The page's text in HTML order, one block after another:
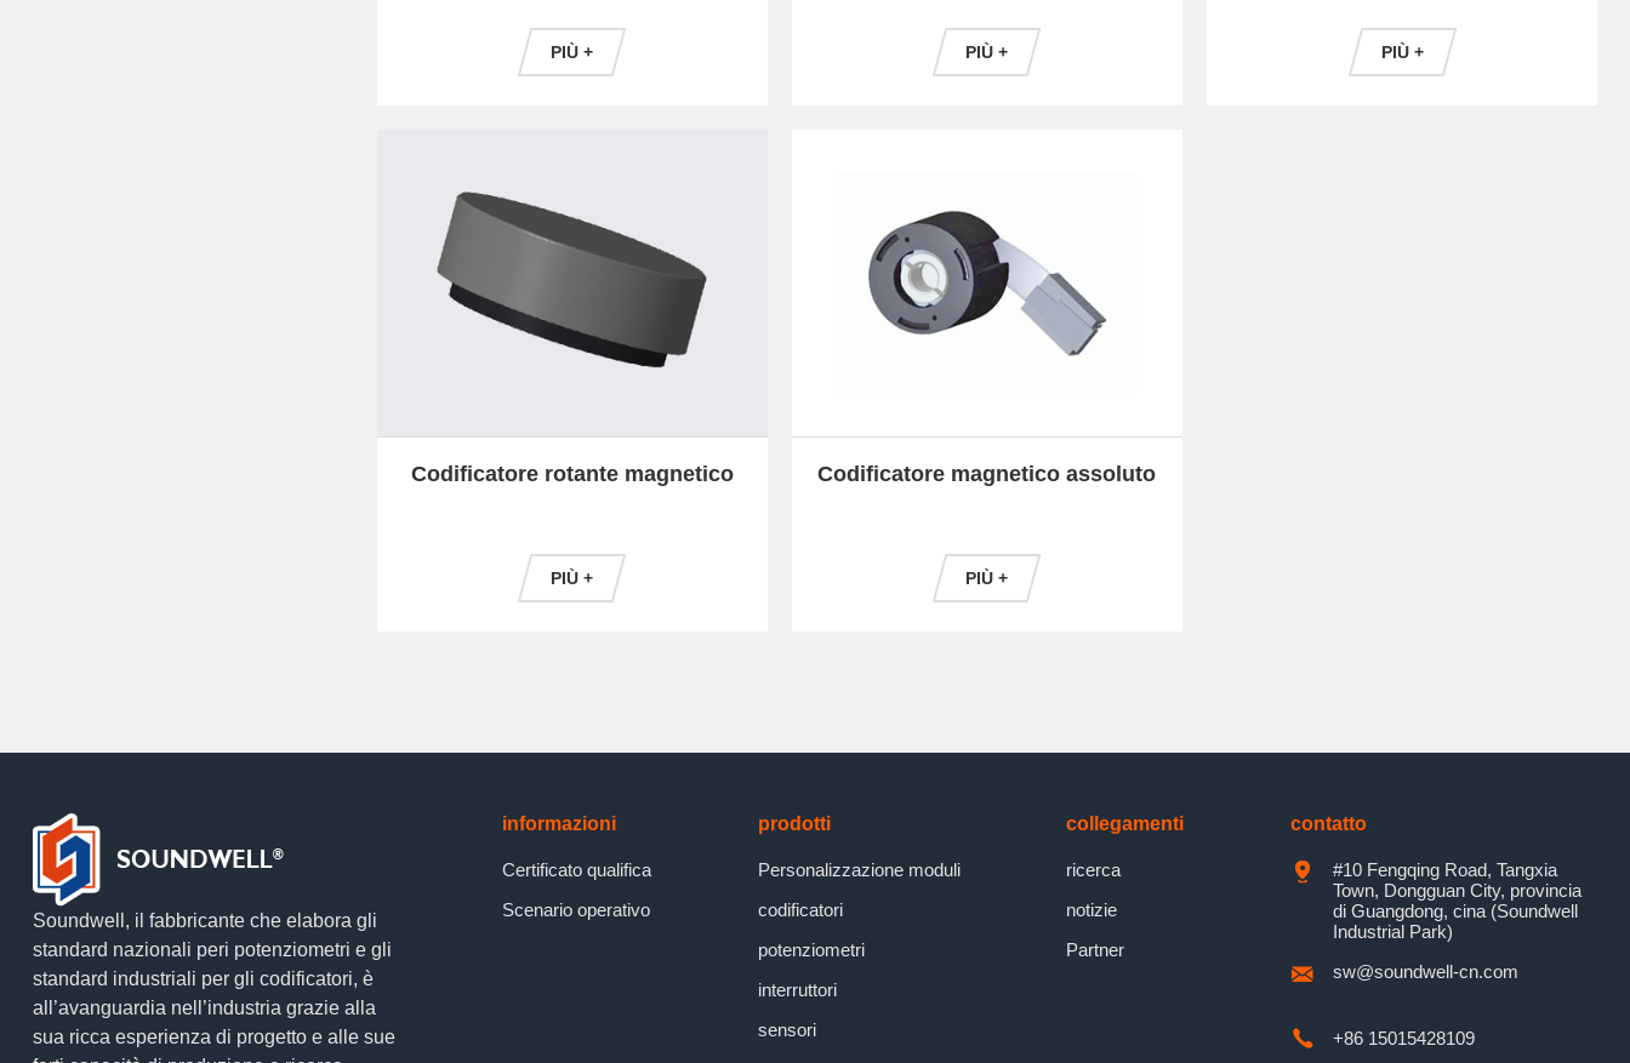
PIÙ + PIÙ + PIÙ +
Codificatore rotante magnetico
PIÙ +
Codificatore magnetico assoluto
PIÙ +
Soundwell, il fabbricante che elabora gli
standard nazionali peri potenziometri e gli
standard industriali per gli codificatori, è
all’avanguardia nell’industria grazie alla
sua ricca esperienza di progetto e alle sue
informazioni
Certificato qualifica
Scenario operativo
prodotti
Personalizzazione moduli
codificatori
potenziometri
interruttori
sensori
collegamenti
ricerca
notizie
Partner
contatto
#10 Fengqing Road, Tangxia
Town, Dongguan City, provincia
di Guangdong, cina (Soundwell
Industrial Park)
sw@soundwell-cn.com
+86 15015428109